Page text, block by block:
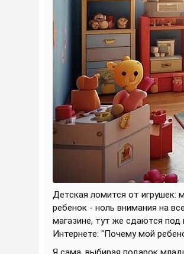
Детская ломится от
ребенок - ноль внимания на
магазине, тут же сдаются
Интернете: "Почему мой